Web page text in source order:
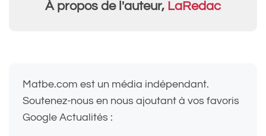
À propos de l'auteur, LaRedac
Matbe.com est un média indépendant.
Soutenez-nous en nous ajoutant à vos favoris
Google Actualités :